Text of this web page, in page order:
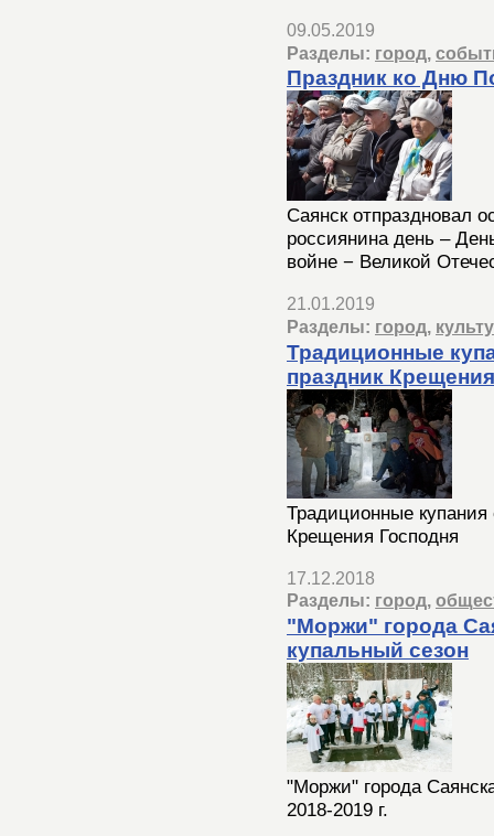
09.05.2019
Разделы: город,
Праздник ко Дню
Саянск отпраздновал
россиянина день –
войне − Великой
21.01.2019
Разделы: город,
Традиционные
праздник
Традиционные
Крещения Господня
17.12.2018
Разделы: город,
"Моржи" города
купальный сезон
"Моржи" города
2018-2019 г.